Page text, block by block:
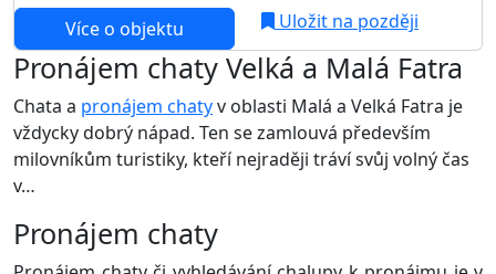
Více o objektu
Uložit na později
Pronájem chaty Velká a Malá Fatra
Chata a pronájem chatyv oblasti Malá a Velká Fatra je
vždycky dobrý nápad. Ten se zamlouvá především
milovníkům turistiky, kteří nejraději tráví svůj volný čas
v…
Pronájem chaty